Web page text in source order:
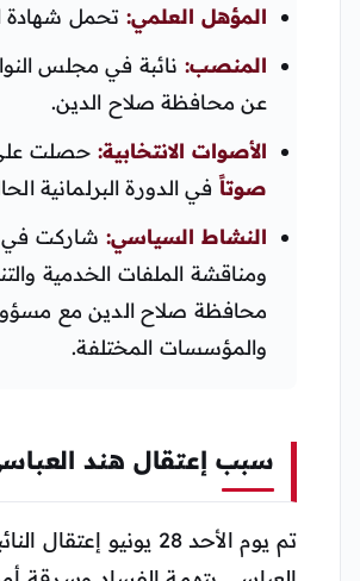
المؤهل العلمي: تحمل شهادة
المنصب: نائبة في مجلس
عن محافظة صلاح الدين.
الأصوات الانتخابية: حصلت
صوتاًفي الدورة البرلمانية
النشاط السياسي: شاركت
ومناقشة الملفات الخدمية
محافظة صلاح الدين مع
والمؤسسات المختلفة.
سبب إعتقال هند
تم يوم الأحد 28 يونيو إعتقال